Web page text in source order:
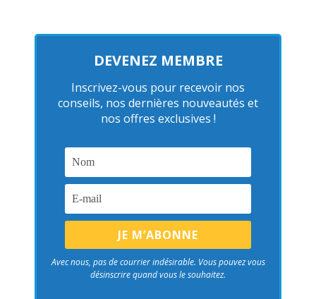
DEVENEZ MEMBRE
Inscrivez-vous pour recevoir nos
conseils, nos dernières nouveautés et
nos offres exclusives !
Avec nous, pas de courrier indésirable. Vous pouvez vous
désinscrire quand vous le souhaitez.